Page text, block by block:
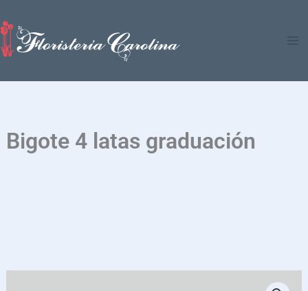
al
contenido
Bigote 4 latas graduación